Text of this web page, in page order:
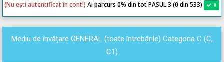
(Nu ești autentificat în cont!) Ai parcurs 0% din tot PASUL 3 (0 din 533) 0
Mediu de învățare GENERAL (toate întrebările) Categoria C (C,
C1)